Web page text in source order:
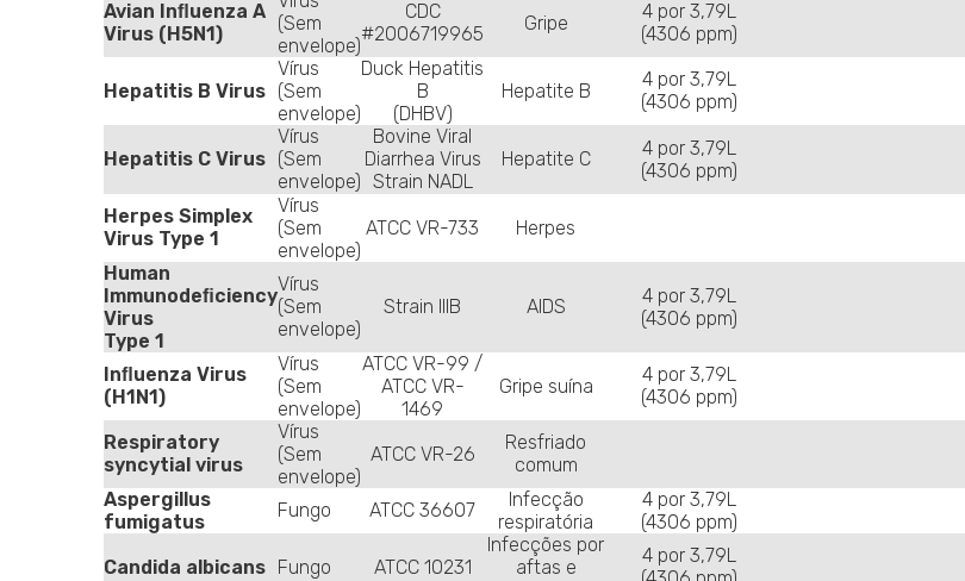
Avian Inﬂuenza A
Virus (H5N1)
(Sem
envelope)
CDC
#2006719965
Gripe
4 por 3,79L
(4306 ppm)
Hepatitis B Virus
Vírus
(Sem
envelope)
Duck Hepatitis
B
(DHBV)
Hepatite B
4 por 3,79L
(4306 ppm)
Hepatitis C Virus
Vírus
(Sem
envelope)
Bovine Viral
Diarrhea Virus
Strain NADL
Hepatite C
4 por 3,79L
(4306 ppm)
Herpes Simplex
Virus Type 1
Vírus
(Sem
envelope)
ATCC VR-733 Herpes
Human
Immunodeﬁciency
Virus
Type 1
Vírus
(Sem
envelope)
Strain IIIB AIDS
4 por 3,79L
(4306 ppm)
Inﬂuenza Virus
(H1N1)
Vírus
(Sem
envelope)
ATCC VR-99 /
ATCC VR-
1469
Gripe suína
4 por 3,79L
(4306 ppm)
Respiratory
syncytial virus
Vírus
(Sem
envelope)
ATCC VR-26
Resfriado
comum
Aspergillus
fumigatus
Fungo ATCC 36607
Infecção
respiratória
4 por 3,79L
(4306 ppm)
Candida albicans
Fungo ATCC 10231
Infecções por
aftas e
4 por 3,79L